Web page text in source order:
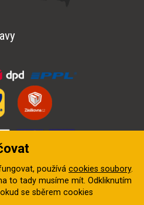
používá cookies soubory.
to tady musíme mít. Odkliknutím
se sběrem cookies